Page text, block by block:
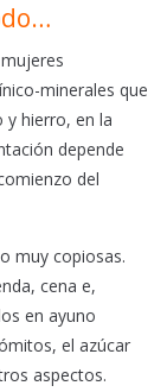
minerales que
y hierro, en la
depende
del
muy copiosas.
cena e,
en ayuno
el azúcar
aspectos.